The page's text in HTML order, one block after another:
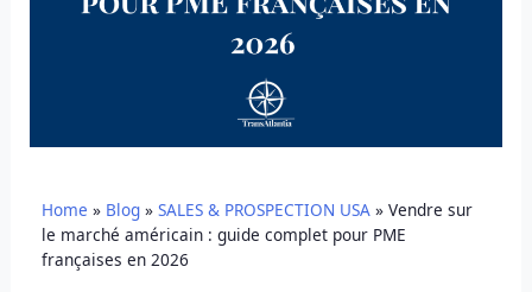
Home » Blog» SALES & PROSPECTION USA» Vendre sur
le marché américain : guide complet pour PME
françaises en 2026